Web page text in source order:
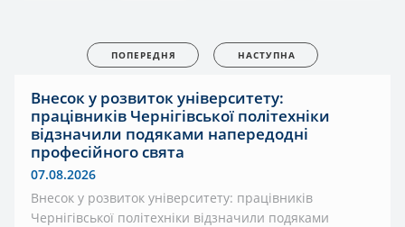
ПОПЕРЕДНЯ НАСТУПНА
Внесок у розвиток університету:
працівників Чернігівської політехніки
відзначили подяками напередодні
професійного свята
07.08.2026
Внесок у розвиток університету: працівників
Чернігівської політехніки відзначили подяками